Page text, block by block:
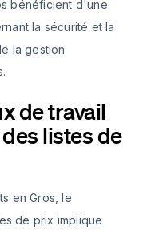
bénéficient d'une
la sécurité et la
la gestion
de travail
listes de
en Gros, le
de prix implique